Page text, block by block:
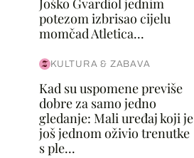
Joško Gvardiol jednim
potezom izbrisao cijelu
momčad Atletica...
KULTURA & ZABAVA
Kad su uspomene previše
dobre za samo jedno
gledanje: Mali uređaj koji je
još jednom oživio trenutke
s ple...